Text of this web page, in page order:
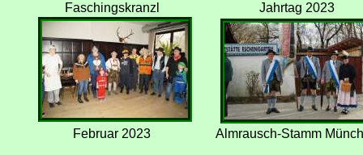
Faschingskranzl Jahrtag 2023
Februar 2023 Almrausch-Stamm